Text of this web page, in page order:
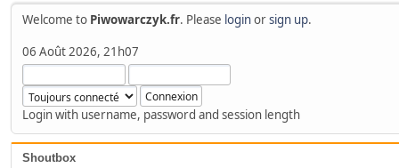
Welcome to Piwowarczyk.fr. Please loginorsign up.
06 Août 2026, 21h07
Login with username, password and session length
Shoutbox